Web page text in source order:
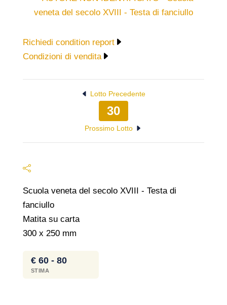
Richiedi condition report
Condizioni di vendita
Lotto Precedente
30
Prossimo Lotto
Scuola veneta del secolo XVIII - Testa di
fanciullo
Matita su carta
300 x 250 mm
€ 60 - 80
STIMA